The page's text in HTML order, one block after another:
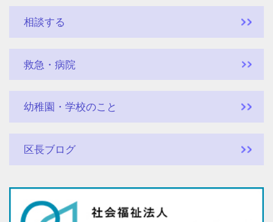
相談する
救急・病院
幼稚園・学校のこと
区長ブログ